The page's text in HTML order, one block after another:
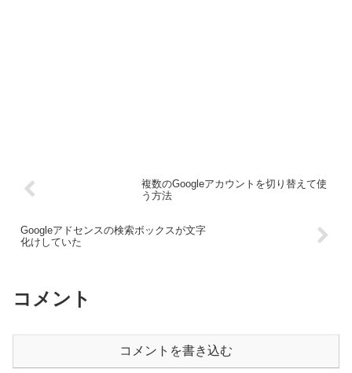
複数のGoogleアカウントを切り替えて使
う方法
Googleアドセンスの検索ボックスが文字
化けしていた
コメント
コメントを書き込む